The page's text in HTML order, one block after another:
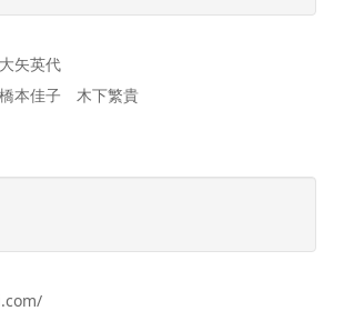
矢英代
本佳子 木下繁貴